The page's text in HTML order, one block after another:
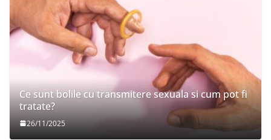
Ce sunt bolile cu transmitere sexuala si cum pot fi
tratate?
26/11/2025